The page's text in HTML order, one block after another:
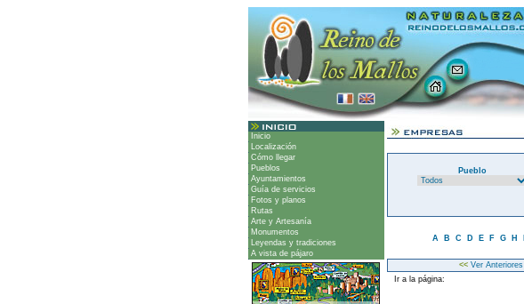
Inicio
Localización
Cómo llegar
Pueblos
Ayuntamientos
Guía de servicios
Fotos y planos
Rutas
Arte y Artesanía
Monumentos
Leyendas y tradiciones
A vista de pájaro
Pueblo
A B C D E F G H
<<Ver Anteriores
Ir a la página: